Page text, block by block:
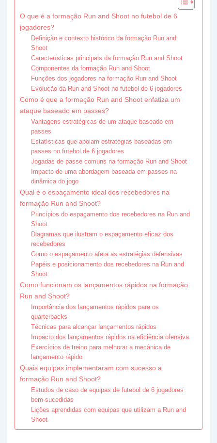
O que é a formação Run and Shoot no futebol de 6
jogadores?
Definição e contexto histórico da formação Run and
Shoot
Características principais da formação Run and Shoot
Componentes da formação Run and Shoot
Funções dos jogadores na formação Run and Shoot
Evolução da Run and Shoot no futebol de 6 jogadores
Como é que a formação Run and Shoot enfatiza um
ataque baseado em passes?
Vantagens estratégicas de um ataque baseado em
passes
Estatísticas que apoiam estratégias baseadas em
passes no futebol de 6 jogadores
Jogadas de passe comuns na formação Run and Shoot
Impacto de uma abordagem baseada em passes na
dinâmica do jogo
Qual é o espaçamento ideal dos recebedores na
formação Run and Shoot?
Princípios do espaçamento dos recebedores na Run and
Shoot
Diagramas que ilustram o espaçamento eficaz dos
recebedores
Como o espaçamento afeta as estratégias defensivas
Papéis e posicionamento dos recebedores na Run and
Shoot
Como funcionam os lançamentos rápidos na formação
Run and Shoot?
Importância dos lançamentos rápidos para os
quarterbacks
Técnicas para alcançar lançamentos rápidos
Impacto dos lançamentos rápidos na eficiência ofensiva
Exercícios de treino para melhorar a mecânica de
lançamento rápido
Quais equipas implementaram com sucesso a
formação Run and Shoot?
Estudos de caso de equipas de futebol de 6 jogadores
bem-sucedidas
Lições aprendidas com equipas que utilizam a Run and
Shoot